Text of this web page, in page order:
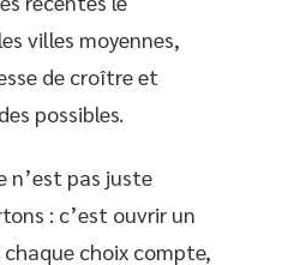
villes moyennes,
de croître et
possibles.
n’est pas juste
: c’est ouvrir un
choix compte,